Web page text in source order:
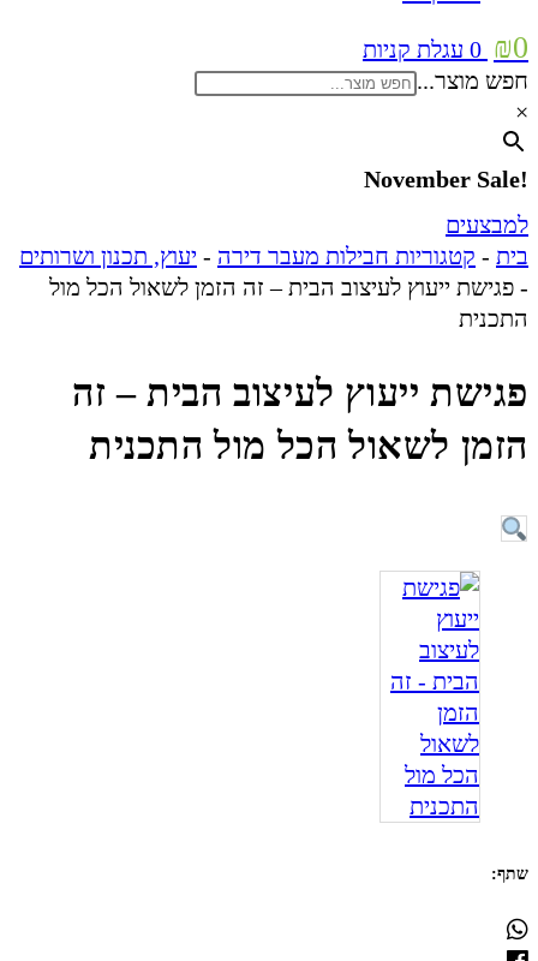
₪0
0 עגלת קניות
חפש מוצר...
×
!November Sale
למבצעים
בית - קטגוריות חבילות מעבר דירה - יעוץ, תכנון ושרותים
- פגישת ייעוץ לעיצוב הבית – זה הזמן לשאול הכל מול
התכנית
פגישת ייעוץ לעיצוב הבית – זה
הזמן לשאול הכל מול התכנית
שתף: